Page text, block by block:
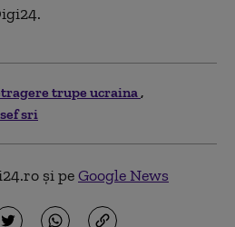
trupe ucraina
sri
și peGoogle News